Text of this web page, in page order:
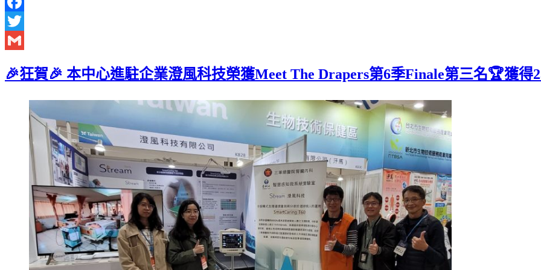
Facebook
Twitter
🎉狂賀🎉 本中心進駐企業澄風科技榮獲Meet The Drapers第6季Finale第三名🏆獲得